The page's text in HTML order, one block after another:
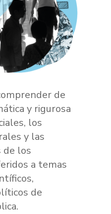
de
y rigurosa
los
y las
de los
a temas
de